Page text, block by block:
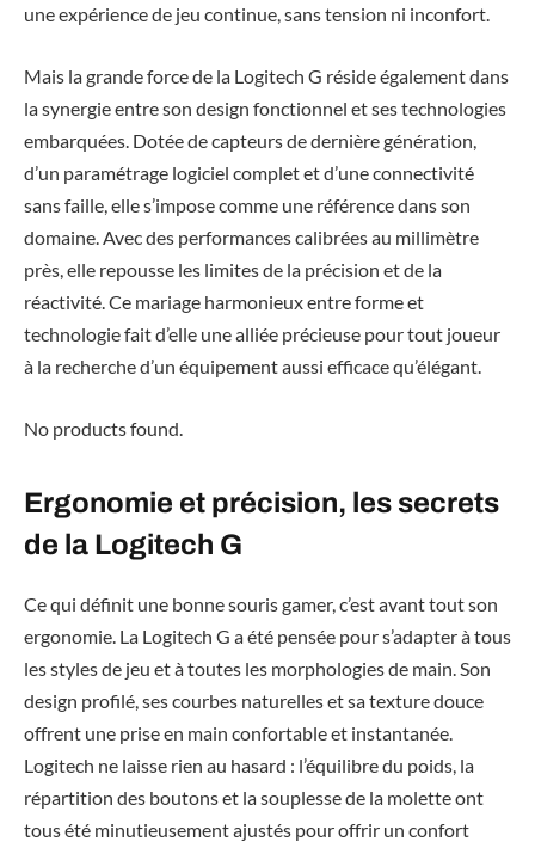
une expérience de jeu continue, sans tension ni inconfort.
Mais la grande force de la Logitech G réside également dans
la synergie entre son design fonctionnel et ses technologies
embarquées. Dotée de capteurs de dernière génération,
d’un paramétrage logiciel complet et d’une connectivité
sans faille, elle s’impose comme une référence dans son
domaine. Avec des performances calibrées au millimètre
près, elle repousse les limites de la précision et de la
réactivité. Ce mariage harmonieux entre forme et
technologie fait d’elle une alliée précieuse pour tout joueur
à la recherche d’un équipement aussi efficace qu’élégant.
No products found.
Ergonomie et précision, les secrets
de la Logitech G
Ce qui définit une bonne souris gamer, c’est avant tout son
ergonomie. La Logitech G a été pensée pour s’adapter à tous
les styles de jeu et à toutes les morphologies de main. Son
design profilé, ses courbes naturelles et sa texture douce
offrent une prise en main confortable et instantanée.
Logitech ne laisse rien au hasard : l’équilibre du poids, la
répartition des boutons et la souplesse de la molette ont
tous été minutieusement ajustés pour offrir un confort